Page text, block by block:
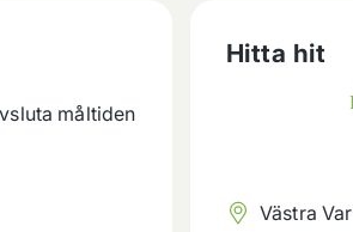
måltiden
Hitta hit
Västra